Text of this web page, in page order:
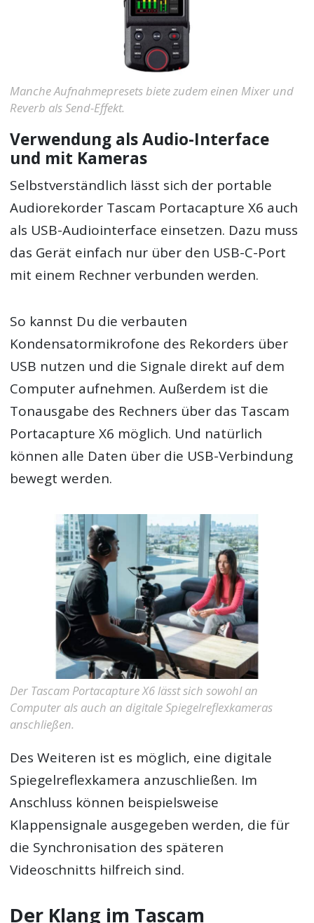
Manche Aufnahmepresets biete zudem einen Mixer und
Reverb als Send-Effekt.
Verwendung als Audio-Interface
und mit Kameras
Selbstverständlich lässt sich der portable
Audiorekorder Tascam Portacapture X6 auch
als USB-Audiointerface einsetzen. Dazu muss
das Gerät einfach nur über den USB-C-Port
mit einem Rechner verbunden werden.
So kannst Du die verbauten
Kondensatormikrofone des Rekorders über
USB nutzen und die Signale direkt auf dem
Computer aufnehmen. Außerdem ist die
Tonausgabe des Rechners über das Tascam
Portacapture X6 möglich. Und natürlich
können alle Daten über die USB-Verbindung
bewegt werden.
Der Tascam Portacapture X6 lässt sich sowohl an
Computer als auch an digitale Spiegelreflexkameras
anschließen.
Des Weiteren ist es möglich, eine digitale
Spiegelreflexkamera anzuschließen. Im
Anschluss können beispielsweise
Klappensignale ausgegeben werden, die für
die Synchronisation des späteren
Videoschnitts hilfreich sind.
Der Klang im Tascam